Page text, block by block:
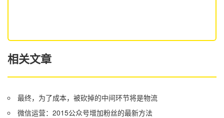
相关文章
最终，为了成本，被砍掉的中间环节将是物流
微信运营：2015公众号增加粉丝的最新方法